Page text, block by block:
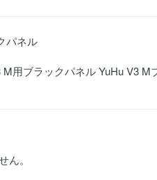
パネル
用ブラックパネル YuHu V3
ん。